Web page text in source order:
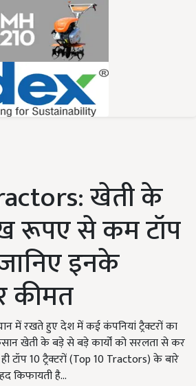
खेती के
रूपए से कम टॉप
इनके
कीमत
में रखते हुए देश में कई कंपनियां ट्रैक्टरों का
खेती के बड़े से बड़े कार्यों को सरलता से कर
10 ट्रैक्टरों (Top 10 Tractors) के बारे
किफायती है...